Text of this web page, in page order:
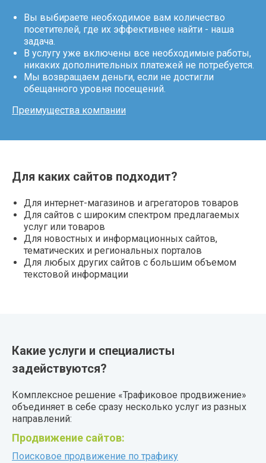
Вы выбираете необходимое вам количество
посетителей, где их эффективнее найти - наша
задача.
В услугу уже включены все необходимые работы,
никаких дополнительных платежей не потребуется.
Мы возвращаем деньги, если не достигли
обещанного уровня посещений.
Преимущества компании
Для каких сайтов подходит?
Для интернет-магазинов и агрегаторов товаров
Для сайтов с широким спектром предлагаемых
услуг или товаров
Для новостных и информационных сайтов,
тематических и региональных порталов
Для любых других сайтов с большим объемом
текстовой информации
Какие услуги и специалисты
задействуются?
Комплексное решение «Трафиковое продвижение»
объединяет в себе сразу несколько услуг из разных
направлений:
Продвижение сайтов:
Поисковое продвижение по трафику